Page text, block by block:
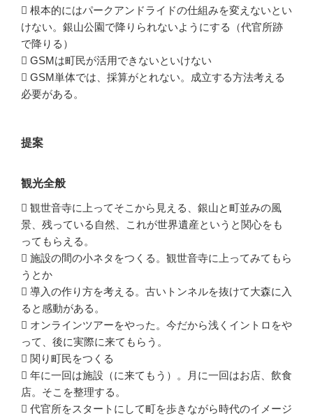
 根本的にはパークアンドライドの仕組みを変えないとい
けない。銀山公園で降りられないようにする（代官所跡
で降りる）
 GSMは町民が活用できないといけない
 GSM単体では、採算がとれない。成立する方法考える
必要がある。
提案
観光全般
 観世音寺に上ってそこから見える、銀山と町並みの風
景、残っている自然、これが世界遺産というと関心をも
ってもらえる。
 施設の間の小ネタをつくる。観世音寺に上ってみてもら
うとか
 導入の作り方を考える。古いトンネルを抜けて大森に入
ると感動がある。
 オンラインツアーをやった。今だから浅くイントロをや
って、後に実際に来てもらう。
 関り町民をつくる
 年に一回は施設（に来てもう）。月に一回はお店、飲食
店。そこを整理する。
 代官所をスタートにして町を歩きながら時代のイメージ